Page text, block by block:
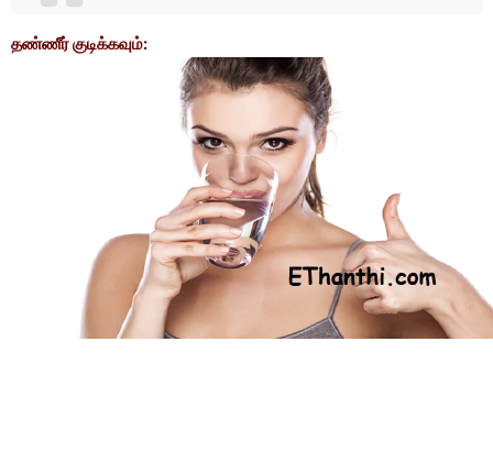
தண்ணீர் குடிக்கவும்: